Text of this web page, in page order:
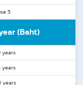
5.
(Baht)
years
years
years